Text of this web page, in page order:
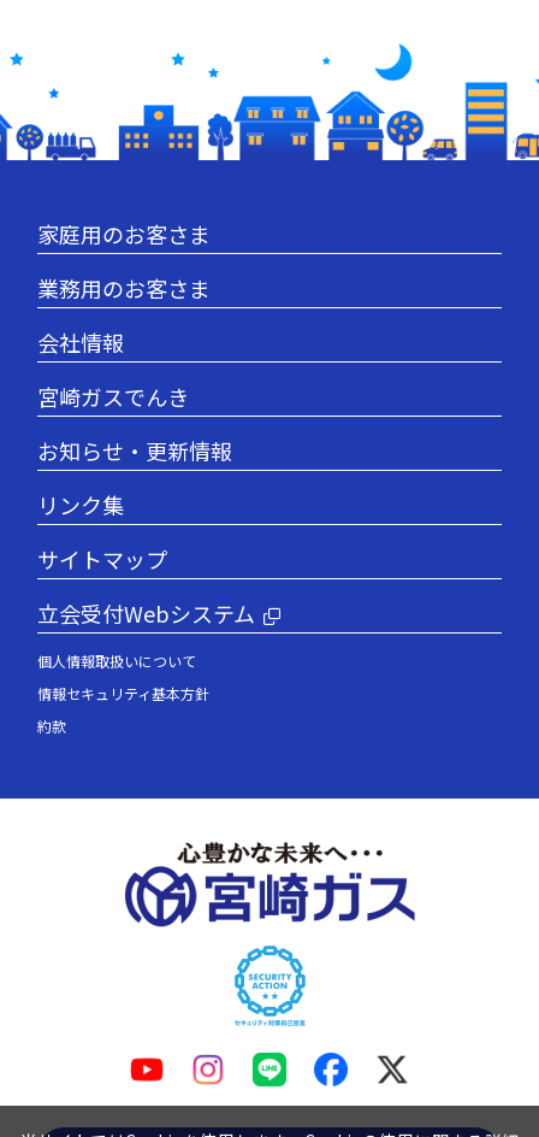
家庭用のお客さま
業務用のお客さま
会社情報
宮崎ガスでんき
お知らせ・更新情報
リンク集
サイトマップ
立会受付Webシステム
個人情報取扱いについて
情報セキュリティ基本方針
約款